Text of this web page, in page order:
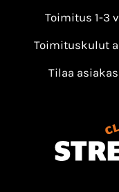
Toimitus 1-3
Toimituskulut
Tilaa